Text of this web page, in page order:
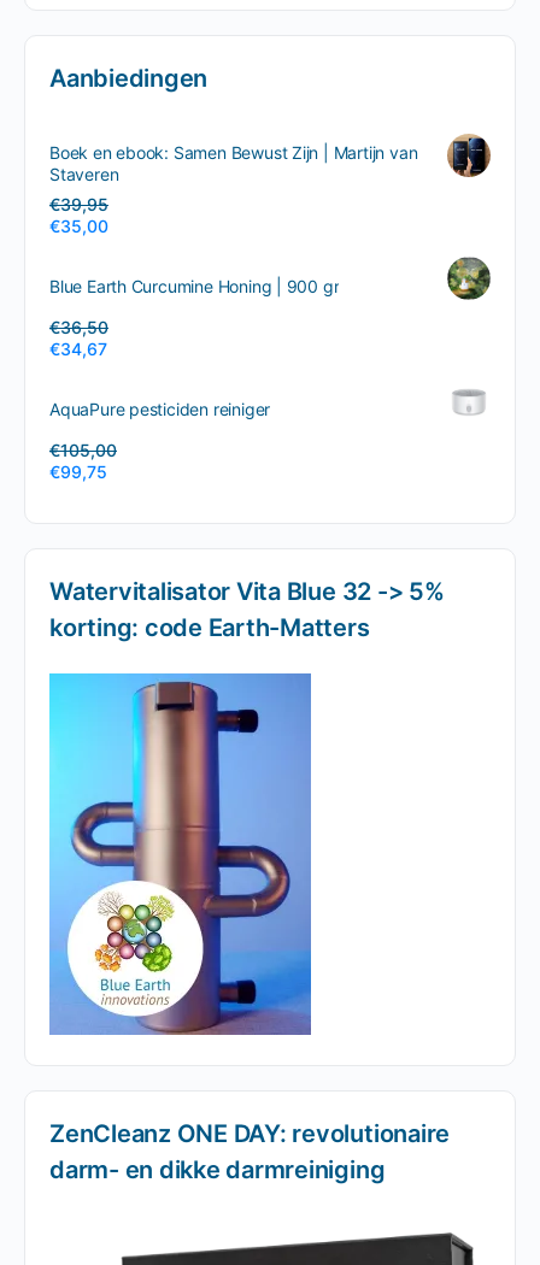
Aanbiedingen
Boek en ebook: Samen Bewust Zijn | Martijn van
Staveren
€39,95
€35,00
Blue Earth Curcumine Honing | 900 gr
€36,50
€34,67
AquaPure pesticiden reiniger
€105,00
€99,75
Watervitalisator Vita Blue 32 -> 5%
korting: code Earth-Matters
ZenCleanz ONE DAY: revolutionaire
darm- en dikke darmreiniging